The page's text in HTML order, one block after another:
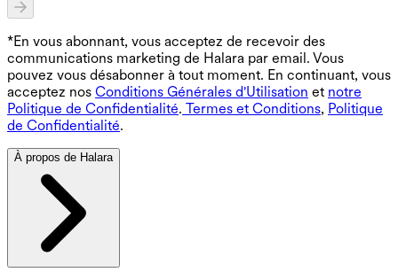
*En vous abonnant, vous acceptez de recevoir des
communications marketing de Halara par email. Vous
pouvez vous désabonner à tout moment. En continuant, vous
acceptez nos Conditions Générales d'Utilisation et notre
Politique de Confidentialité. Termes et Conditions, Politique
de Confidentialité.
À propos de Halara